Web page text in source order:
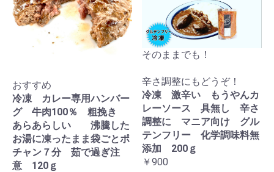
おすすめ
冷凍 カレー専用ハンバー
グ 牛肉100％ 粗挽き
あらあらしい 沸騰した
お湯に凍ったまま袋ごとポ
チャン７分 茹で過ぎ注
意 120ｇ
そのままでも！
辛さ調整にもどうぞ！
冷凍 激辛い もうやんカ
レーソース 具無し 辛さ
調整に マニア向け グル
テンフリー 化学調味料無
添加 200ｇ
￥900